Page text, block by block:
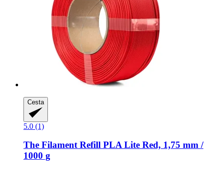
Cesta
5.0 (1)
The FilamentRefill PLA Lite Red, 1,75 mm /
1000 g